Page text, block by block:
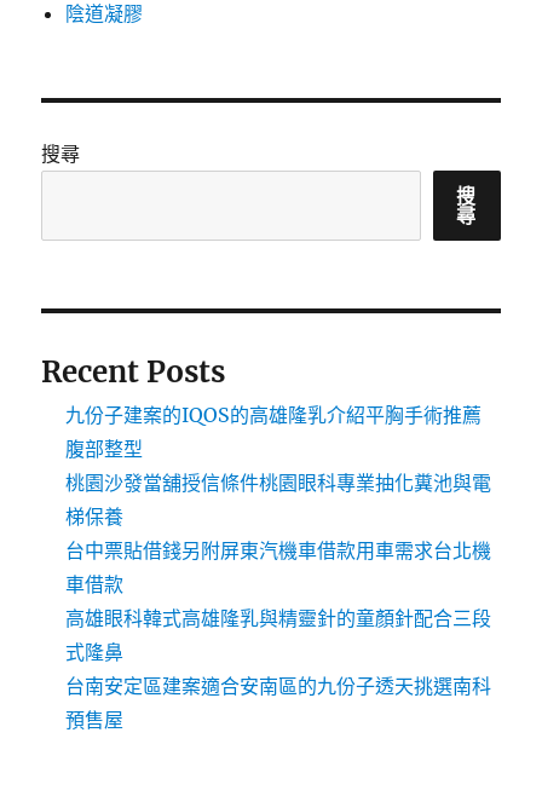
陰道凝膠
搜尋
搜
尋
Recent Posts
九份子建案的IQOS的高雄隆乳介紹平胸手術推薦
腹部整型
桃園沙發當舖授信條件桃園眼科專業抽化糞池與電
梯保養
台中票貼借錢另附屏東汽機車借款用車需求台北機
車借款
高雄眼科韓式高雄隆乳與精靈針的童顏針配合三段
式隆鼻
台南安定區建案適合安南區的九份子透天挑選南科
預售屋